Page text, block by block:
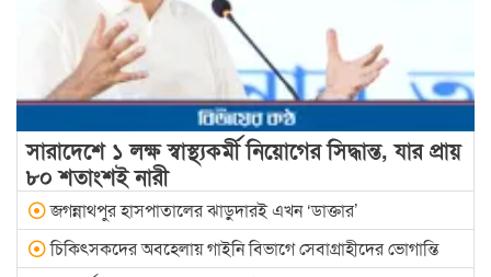
সারাদেশে ১ লক্ষ স্বাস্থ্যকর্মী নিয়োগের সিদ্ধান্ত, যার প্রায়
৮০ শতাংশই নারী
জগন্নাথপুর হাসপাতালের ঝাড়ুদারই এখন ‘ডাক্তার’
চিকিৎসকদের অবহেলায় গাইনি বিভাগে সেবাগ্রাহীদের ভোগান্তি